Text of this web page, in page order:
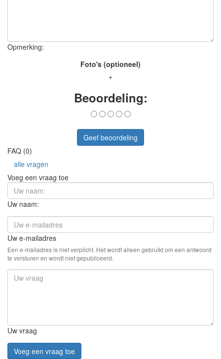
Opmerking:
Foto's (optioneel)
+
Beoordeling:
Geef beoordeling
FAQ (0)
alle vragen
Voeg een vraag toe
Uw naam:
Uw e-mailadres
Een e-mailadres is niet verplicht. Het wordt alleen gebruikt om een antwoord
te versturen en wordt niet gepubliceerd.
Uw vraag
Voeg een vraag toe